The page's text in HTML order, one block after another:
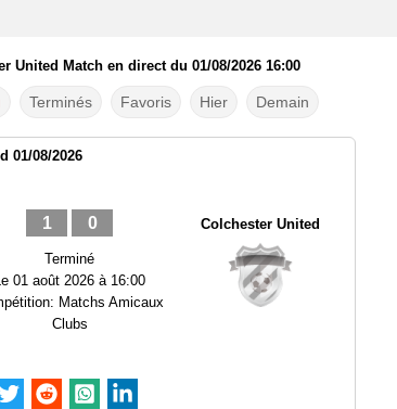
United Match en direct du 01/08/2026 16:00
Terminés Favoris Hier Demain
01/08/2026
1 0
Terminé
01 août 2026 à 16:00
Matchs Amicaux
Clubs
Colchester United